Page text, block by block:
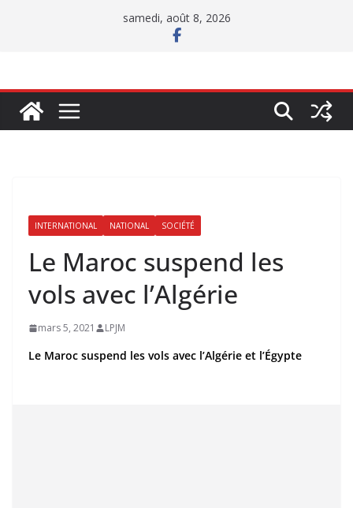
samedi, août 8, 2026
INTERNATIONAL NATIONAL SOCIÉTÉ
Le Maroc suspend les
vols avec l’Algérie
mars 5, 2021 LPJM
Le Maroc suspend les vols avec l’Algérie et l’Égypte